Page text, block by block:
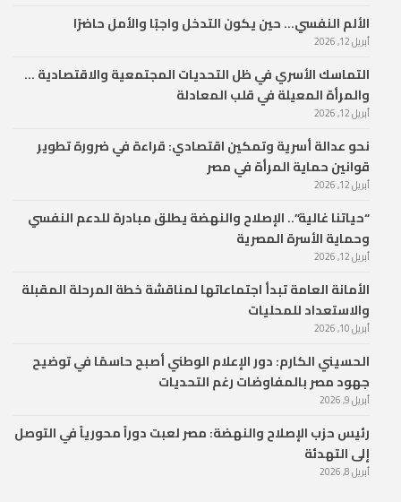
الألم النفسي… حين يكون التدخل واجبًا والأمل حاضرًا
أبريل 12, 2026
التماسك الأسري في ظل التحديات المجتمعية والاقتصادية …
والمرأة المعيلة في قلب المعادلة
أبريل 12, 2026
نحو عدالة أسرية وتمكين اقتصادي: قراءة في ضرورة تطوير
قوانين حماية المرأة في مصر
أبريل 12, 2026
“حياتنا غالية”.. الإصلاح والنهضة يطلق مبادرة للدعم النفسي
وحماية الأسرة المصرية
أبريل 12, 2026
الأمانة العامة تبدأ اجتماعاتها لمناقشة خطة المرحلة المقبلة
والاستعداد للمحليات
أبريل 10, 2026
الحسيني الكارم: دور الإعلام الوطني أصبح حاسمًا في توضيح
جهود مصر بالمفاوضات رغم التحديات
أبريل 9, 2026
رئيس حزب الإصلاح والنهضة: مصر لعبت دوراً محورياً في التوصل
إلى التهدئة
أبريل 8, 2026